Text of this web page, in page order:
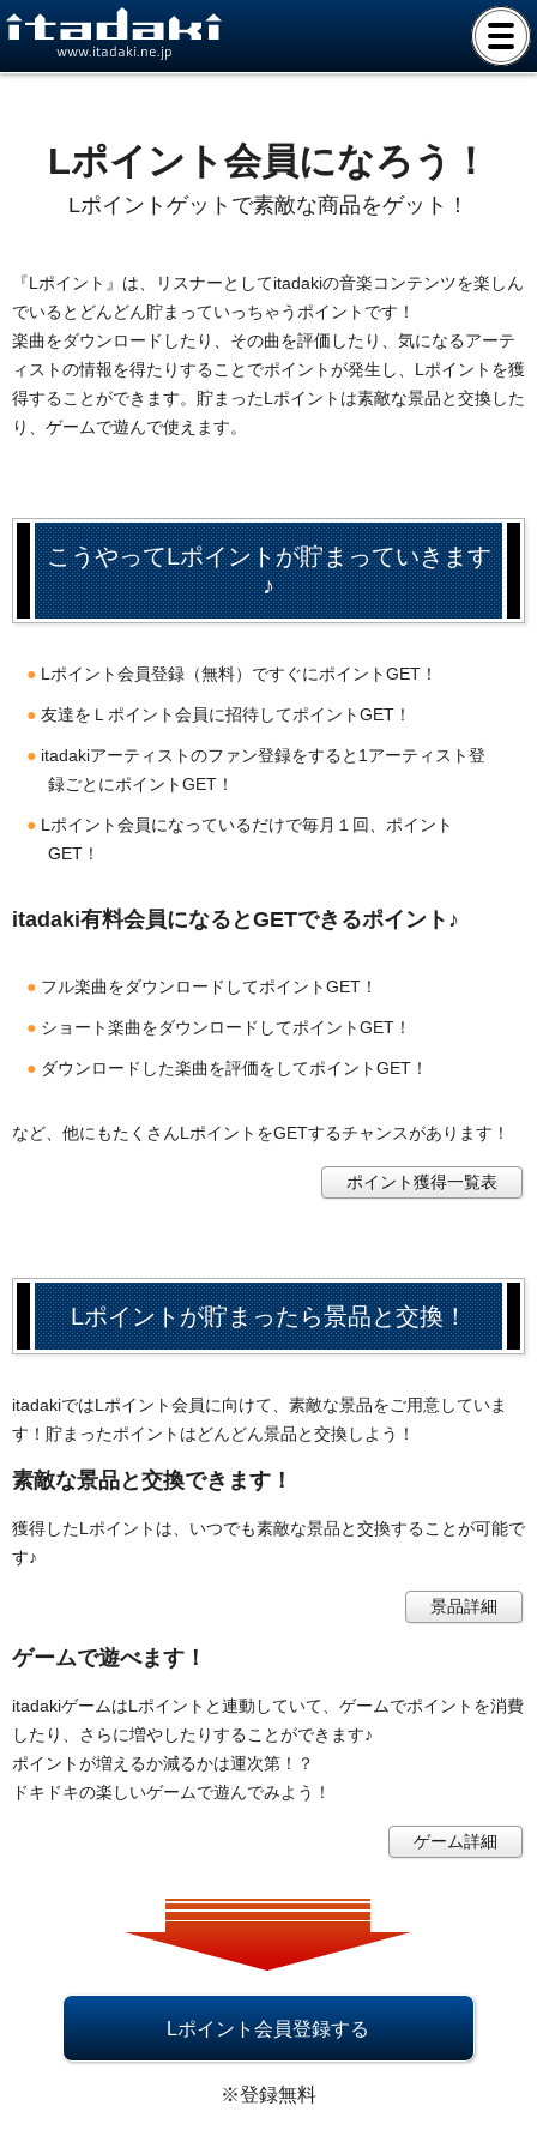
www.itadaki.ne.jp
Lポイント会員になろう！
Lポイントゲットで素敵な商品をゲット！
『Lポイント』は、リスナーとしてitadakiの音楽コンテンツを楽しん
でいるとどんどん貯まっていっちゃうポイントです！
楽曲をダウンロードしたり、その曲を評価したり、気になるアーテ
ィストの情報を得たりすることでポイントが発生し、Lポイントを獲
得することができます。貯まったLポイントは素敵な景品と交換した
り、ゲームで遊んで使えます。
こうやってLポイントが貯まっていきます
♪
Lポイント会員登録（無料）ですぐにポイントGET！
友達をＬポイント会員に招待してポイントGET！
itadakiアーティストのファン登録をすると1アーティスト登
録ごとにポイントGET！
Lポイント会員になっているだけで毎月１回、ポイント
GET！
itadaki有料会員になるとGETできるポイント♪
フル楽曲をダウンロードしてポイントGET！
ショート楽曲をダウンロードしてポイントGET！
ダウンロードした楽曲を評価をしてポイントGET！
など、他にもたくさんLポイントをGETするチャンスがあります！
ポイント獲得一覧表
Lポイントが貯まったら景品と交換！
itadakiではLポイント会員に向けて、素敵な景品をご用意していま
す！貯まったポイントはどんどん景品と交換しよう！
素敵な景品と交換できます！
獲得したLポイントは、いつでも素敵な景品と交換することが可能で
す♪
景品詳細
ゲームで遊べます！
itadakiゲームはLポイントと連動していて、ゲームでポイントを消費
したり、さらに増やしたりすることができます♪
ポイントが増えるか減るかは運次第！？
ドキドキの楽しいゲームで遊んでみよう！
ゲーム詳細
Lポイント会員登録する
※登録無料